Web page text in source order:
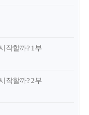
작할까? 1부
작할까? 2부